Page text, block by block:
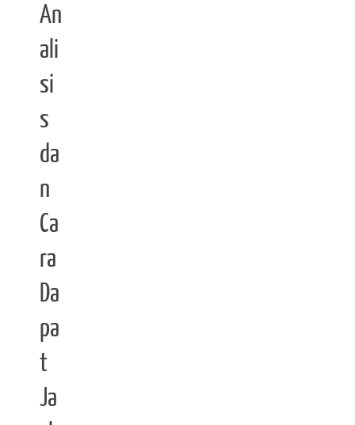
An
ali
si
s
da
n
Ca
ra
Da
pa
t
Ja